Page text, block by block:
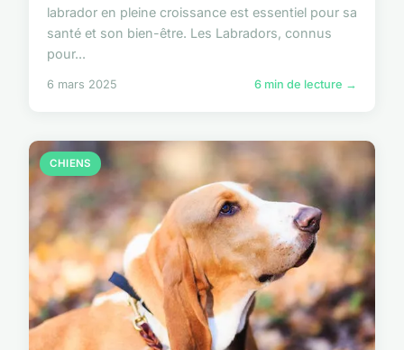
labrador en pleine croissance est essentiel pour sa
santé et son bien-être. Les Labradors, connus
pour...
6 mars 2025 6 min de lecture →
CHIENS